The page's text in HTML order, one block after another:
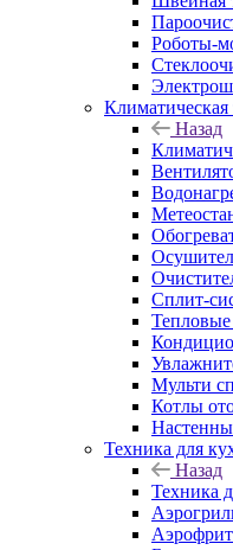
Роботы-
Климатическая
Назад
Сплит-
Мульти
Котлы
Техника для
Назад
Техника